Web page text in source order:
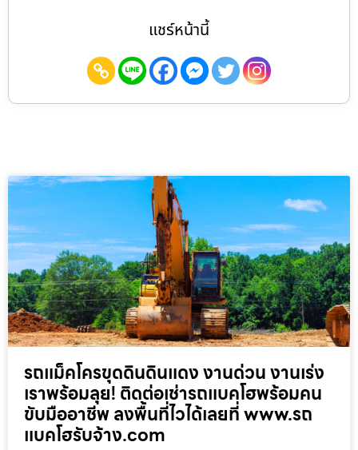
แชร์หน้านี้
รถแม็คโครขุดดินดินแดง งานด่วน งานเร่ง
เราพร้อมลุย! ติดต่อเช่ารถแบคโฮพร้อมคน
ขับมืออาชีพ ลงพื้นที่ไวได้เลยที่ www.รถ
แบคโฮรับจ้าง.com